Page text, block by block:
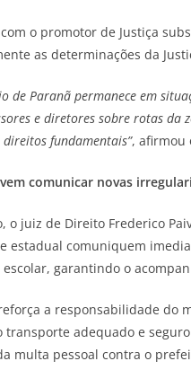
o promotor de Justiça
as determinações da
de Paranã permanece em
e diretores sobre rotas da
fundamentais”, afirmou
comunicar novas
o juiz de Direito Frederico
estadual comuniquem
garantindo o
a responsabilidade do
transporte adequado e
multa pessoal contra o